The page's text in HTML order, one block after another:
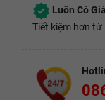
Luôn Có
Tiết kiệm hơn từ